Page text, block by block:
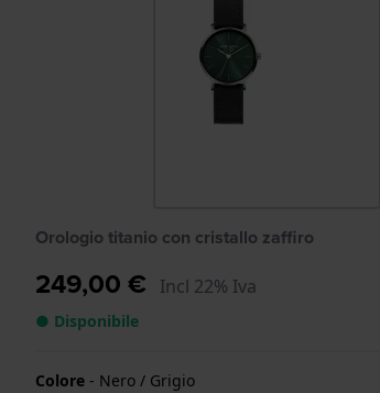
Orologio titanio con cristallo zaffiro
249,00 € Incl 22% Iva
● Disponibile
Colore - Nero / Grigio